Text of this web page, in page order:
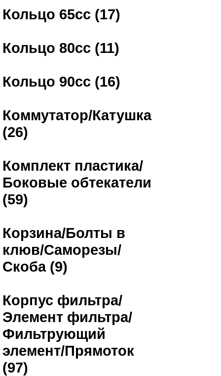
Кольцо 65сс (17)
Кольцо 80сс (11)
Кольцо 90сс (16)
Коммутатор/Катушка
(26)
Комплект пластика/
Боковые обтекатели
(59)
Корзина/Болты в
клюв/Саморезы/
Скоба (9)
Корпус фильтра/
Элемент фильтра/
Фильтрующий
элемент/Прямоток
(97)